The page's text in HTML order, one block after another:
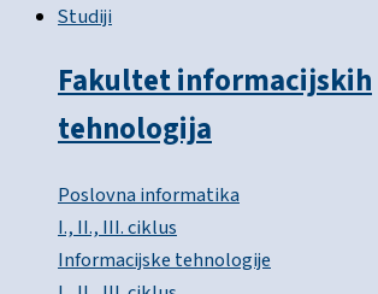
Studiji
Fakultet informacijskih
tehnologija
Poslovna informatika
I., II., III. ciklus
Informacijske tehnologije